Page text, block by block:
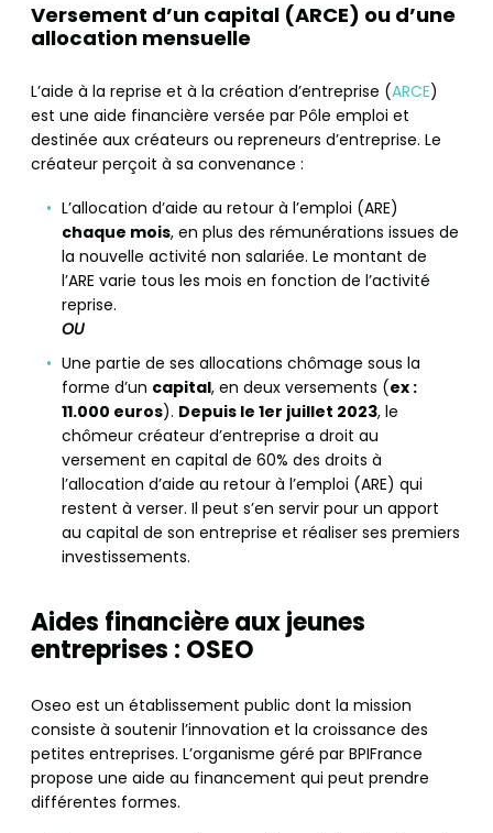
Versement d’un capital (ARCE) ou d’une
allocation mensuelle
L’aide à la reprise et à la création d’entreprise (ARCE)
est une aide financière versée par Pôle emploi et
destinée aux créateurs ou repreneurs d’entreprise. Le
créateur perçoit à sa convenance :
L’allocation d’aide au retour à l’emploi (ARE)
chaque mois, en plus des rémunérations issues de
la nouvelle activité non salariée. Le montant de
l’ARE varie tous les mois en fonction de l’activité
reprise.
OU
Une partie de ses allocations chômage sous la
forme d’un capital, en deux versements (ex :
11.000 euros). Depuis le 1er juillet 2023, le
chômeur créateur d’entreprise a droit au
versement en capital de 60% des droits à
l’allocation d’aide au retour à l’emploi (ARE) qui
restent à verser. Il peut s’en servir pour un apport
au capital de son entreprise et réaliser ses premiers
investissements.
Aides financière aux jeunes
entreprises : OSEO
Oseo est un établissement public dont la mission
consiste à soutenir l’innovation et la croissance des
petites entreprises. L’organisme géré par BPIFrance
propose une aide au financement qui peut prendre
différentes formes.